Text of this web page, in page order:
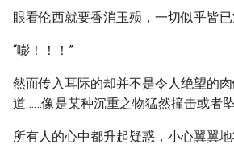
眼看伦西就要香消玉殒，一切似乎皆已
“嘭！！！”
然而传入耳际的却并不是令人绝望的
道……像是某种沉重之物猛然撞击或者
所有人的心中都升起疑惑，小心翼翼